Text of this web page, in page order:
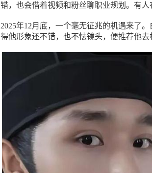
错，也会借着视频和粉丝聊职业规划。有人
2025年12月底，一个毫无征兆的机遇来了
得他形象还不错，也不怯镜头，便推荐他去